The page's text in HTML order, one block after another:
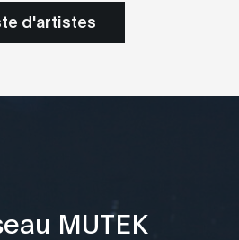
d'artistes
MUTEK